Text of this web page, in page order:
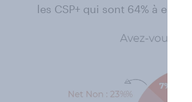
les CSP+ qui sont 64% à